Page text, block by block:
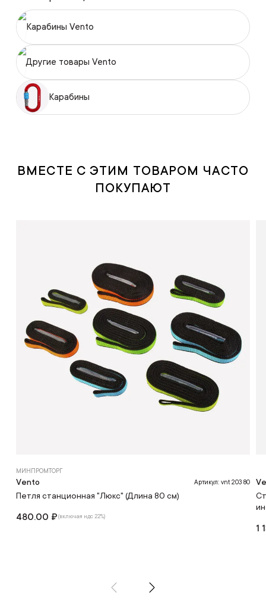
Карабины Vento
Другие товары Vento
Карабины
ВМЕСТЕ С ЭТИМ ТОВАРОМ ЧАСТО
ПОКУПАЮТ
МИНПРОМТОРГ
Vento Артикул: vnt 203 80
Петля станционная "Люкс" (Длина 80 см)
480.00 ₽(включая ндс 22%)
1